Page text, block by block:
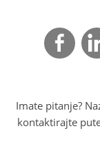
Imate pitanje?
kontaktirajte